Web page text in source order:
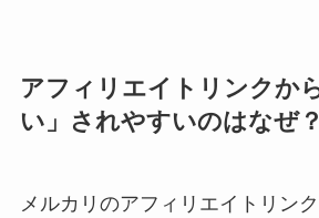
アフィリエイトリンクか
い」されやすいのはなぜ？
メルカリのアフィリエイトリン